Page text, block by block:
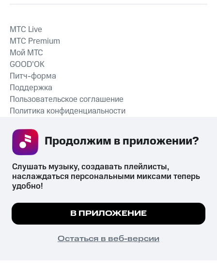
СКАЧАТЬ ПРИЛОЖЕНИЕ
MTС Live
MTС Premium
Мой МТС
GOOD’OK
Питч-форма
Поддержка
Пользовательское соглашение
Политика конфиденциальности
психотропных веществ, их аналогов причиняет вред здоровью,
их незаконный оборот запрещён и влечёт установленную
законодательством ответственность.
© 2026 ООО «КИОН».
Все права защищены
Мы используем куки, чтобы на сайте все
Подробнее
ПОНЯТНО
Слушать музыку, создавать плейлисты,
наслаждаться персональными миксами теперь
удобно!
В ПРИЛОЖЕНИЕ
Остаться в веб-версии